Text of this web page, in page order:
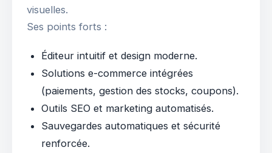
visuelles.
Ses points forts :
Éditeur intuitif et design moderne.
Solutions e-commerce intégrées
(paiements, gestion des stocks, coupons).
Outils SEO et marketing automatisés.
Sauvegardes automatiques et sécurité
renforcée.